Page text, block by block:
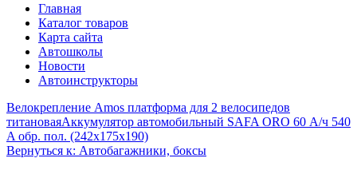
Главная
Каталог товаров
Карта сайта
Автошколы
Новости
Автоинструкторы
Велокрепление Amos платформа для 2 велосипедов
титановаяАккумулятор автомобильный SAFA ORO 60 А/ч 540
A обр. пол. (242x175x190)
Вернуться к: Автобагажники, боксы